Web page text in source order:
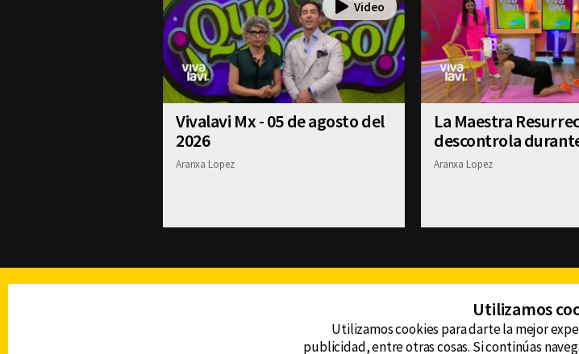
Vivalavi Mx - 05 de agosto del
2026
Aranxa Lopez
La Maestra
descontrola
Aranxa Lopez
Utilizamos
Utilizamos cookies para darte la mejor
publicidad, entre otras cosas. Si continúas